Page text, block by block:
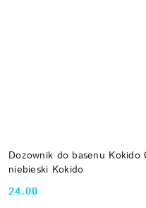
Dozownik do basenu Kokido
niebieski Kokido
Cena:
24.00